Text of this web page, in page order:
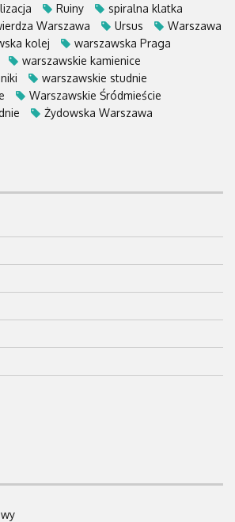
Ruiny
spiralna klatka
Warszawa Ursus
Warszawa
kolej
warszawska Praga
warszawskie kamienice
warszawskie studnie
Warszawskie Śródmieście
Żydowska Warszawa